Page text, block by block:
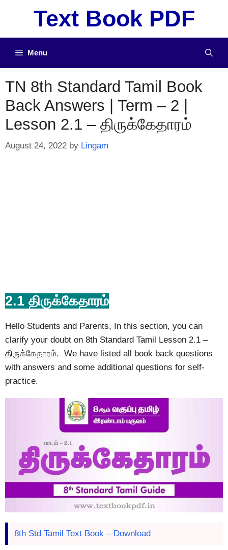
Text Book PDF
Menu
TN 8th Standard Tamil Book
Back Answers | Term – 2 |
Lesson 2.1 – திருக்கேதாரம்
August 24, 2022 by Lingam
2.1 திருக்கேதாரம்
Hello Students and Parents, In this section, you can
clarify your doubt on 8th Standard Tamil Lesson 2.1 –
திருக்கேதாரம். We have listed all book back questions
with answers and some additional questions for self-
practice.
8th Std Tamil Text Book – Download